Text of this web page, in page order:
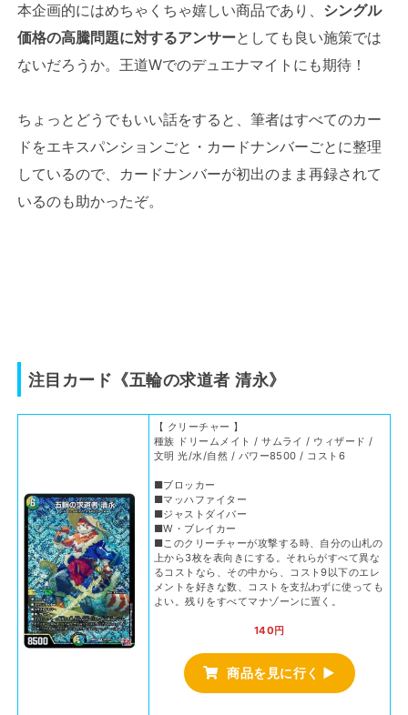
本企画的にはめちゃくちゃ嬉しい商品であり、 シングル
価格の高騰問題に対するアンサーとしても良い施策では
ないだろうか。王道Wでのデュエナマイトにも期待！
ちょっとどうでもいい話をすると、筆者はすべてのカー
ドをエキスパンションごと・カードナンバーごとに整理
しているので、カードナンバーが初出のまま再録されて
いるのも助かったぞ。
注目カード《五輪の求道者 清永》
【 クリーチャー 】
種族 ドリームメイト / サムライ / ウィザード /
文明 光/水/自然 / パワー8500 / コスト6
■ブロッカー
■マッハファイター
■ジャストダイバー
■W・ブレイカー
■このクリーチャーが攻撃する時、自分の山札の
上から3枚を表向きにする。それらがすべて異な
るコストなら、その中から、コスト9以下のエレ
メントを好きな数、コストを支払わずに使っても
よい。残りをすべてマナゾーンに置く。
140円
商品を見に行く ▶